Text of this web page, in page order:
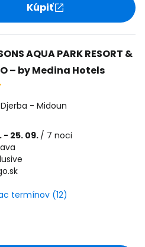
Kúpiť
AQUA PARK RESORT &
– by Medina Hotels
Djerba - Midoun
- 25. 09./ 7 noci
termínov (12)